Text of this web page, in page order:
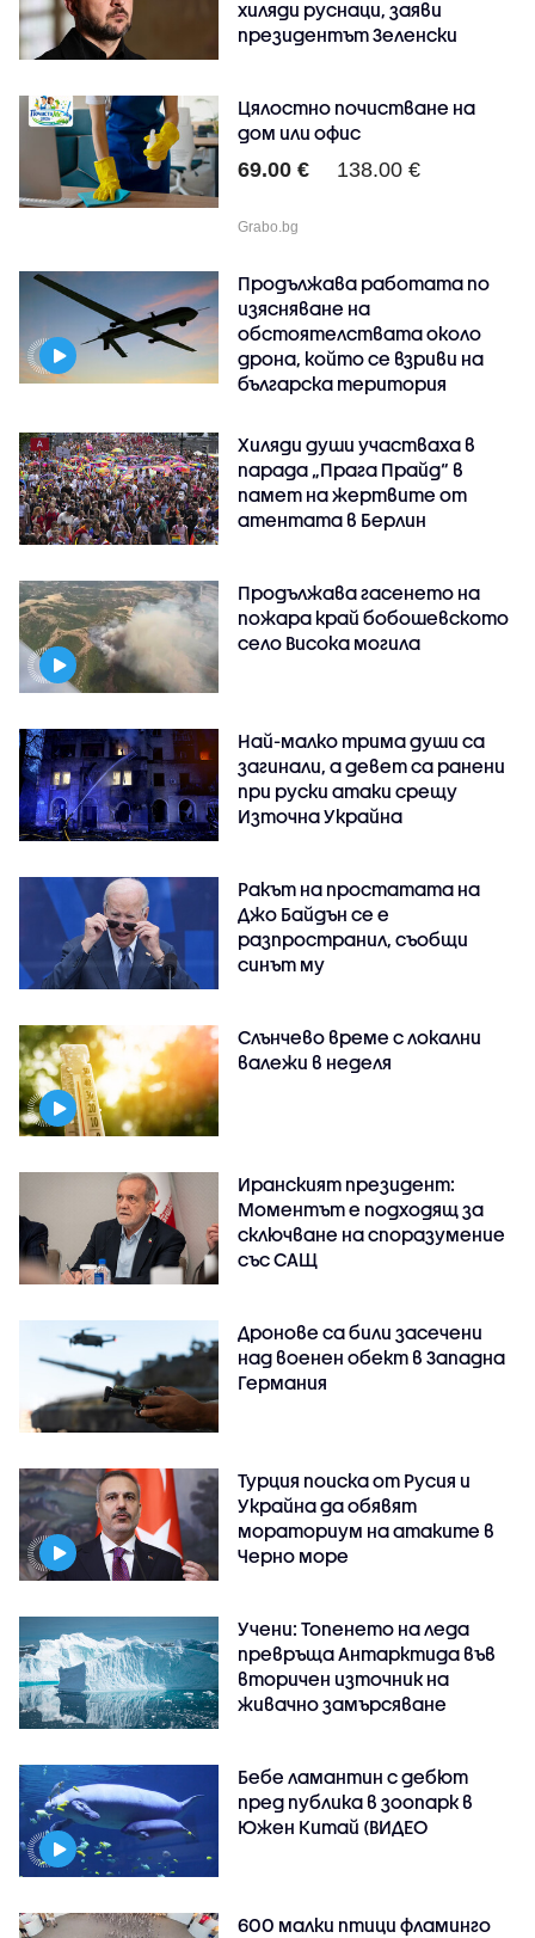
хиляди руснаци, заяви
президентът Зеленски
Цялостно почистване на
дом или офис
69.00 € 138.00 €
Grabo.bg
Продължава работата по
изясняване на
обстоятелствата около
дрона, който се взриви на
българска територия
Хиляди души участваха в
парада „Прага Прайд“ в
памет на жертвите от
атентата в Берлин
Продължава гасенето на
пожара край бобошевското
село Висока могила
Най-малко трима души са
загинали, а девет са ранени
при руски атаки срещу
Източна Украйна
Ракът на простатата на
Джо Байдън се е
разпространил, съобщи
синът му
Слънчево време с локални
валежи в неделя
Иранският президент:
Моментът е подходящ за
сключване на споразумение
със САЩ
Дронове са били засечени
над военен обект в Западна
Германия
Турция поиска от Русия и
Украйна да обявят
мораториум на атаките в
Черно море
Учени: Топенето на леда
превръща Антарктида във
вторичен източник на
живачно замърсяване
Бебе ламантин с дебют
пред публика в зоопарк в
Южен Китай (ВИДЕО
600 малки птици фламинго